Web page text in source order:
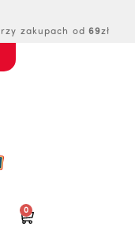
zakupach od 69zł
0
Wózek